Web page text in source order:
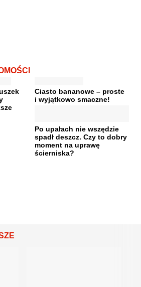
Ciasto bananowe – proste
i wyjątkowo smaczne!
Po upałach nie wszędzie
spadł deszcz. Czy to dobry
moment na uprawę
ścierniska?